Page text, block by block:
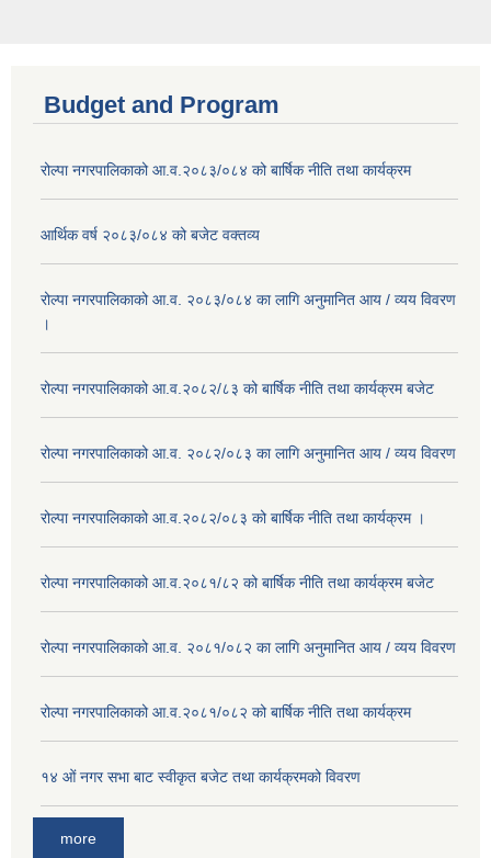
Budget and Program
रोल्पा नगरपालिकाको आ.व.२०८३/०८४ को बार्षिक नीति तथा कार्यक्रम
आर्थिक वर्ष २०८३/०८४ को बजेट वक्तव्य
रोल्पा नगरपालिकाको आ.व. २०८३/०८४ का लागि अनुमानित आय / व्यय विवरण
।
रोल्पा नगरपालिकाको आ.व.२०८२/८३ को बार्षिक नीति तथा कार्यक्रम बजेट
रोल्पा नगरपालिकाको आ.व. २०८२/०८३ का लागि अनुमानित आय / व्यय विवरण
रोल्पा नगरपालिकाको आ.व.२०८२/०८३ को बार्षिक नीति तथा कार्यक्रम ।
रोल्पा नगरपालिकाको आ.व.२०८१/८२ को बार्षिक नीति तथा कार्यक्रम बजेट
रोल्पा नगरपालिकाको आ.व. २०८१/०८२ का लागि अनुमानित आय / व्यय विवरण
रोल्पा नगरपालिकाको आ.व.२०८१/०८२ को बार्षिक नीति तथा कार्यक्रम
१४ ओं नगर सभा बाट स्वीकृत बजेट तथा कार्यक्रमको विवरण
more